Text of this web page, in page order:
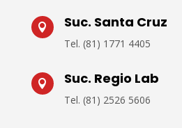
 Suc. Santa Cruz
Tel. (81) 1771 4405
 Suc. Regio Lab
Tel. (81) 2526 5606